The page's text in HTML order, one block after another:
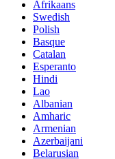
Afrikaans
Swedish
Polish
Basque
Catalan
Esperanto
Hindi
Lao
Albanian
Amharic
Armenian
Azerbaijani
Belarusian